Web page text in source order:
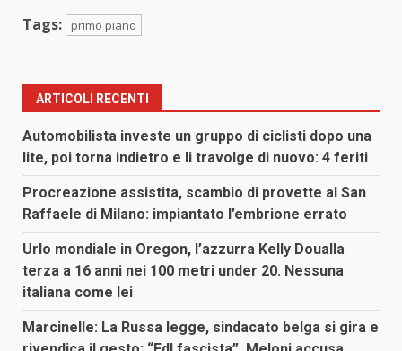
Tags: primo piano
ARTICOLI RECENTI
Automobilista investe un gruppo di ciclisti dopo una
lite, poi torna indietro e li travolge di nuovo: 4 feriti
Procreazione assistita, scambio di provette al San
Raffaele di Milano: impiantato l’embrione errato
Urlo mondiale in Oregon, l’azzurra Kelly Doualla
terza a 16 anni nei 100 metri under 20. Nessuna
italiana come lei
Marcinelle: La Russa legge, sindacato belga si gira e